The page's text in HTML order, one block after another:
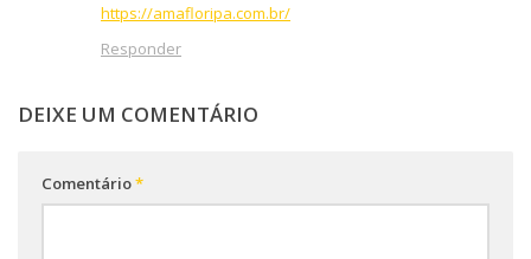
https://amafloripa.com.br/
Responder
DEIXE UM COMENTÁRIO
Comentário*